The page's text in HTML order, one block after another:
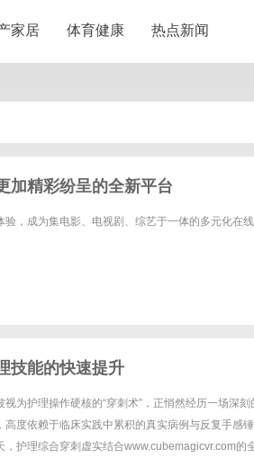
家居 体育健康 热点新闻
加精彩纷呈的全新平台
，成为集电影、电视剧、综艺于一体的多元化在
技能的快速提升
为护理操作硬核的“穿刺术”，正悄然经历一场深刻
度依赖于临床实践中累积的真实病例与反复手感锤
护理综合穿刺虚实结合www.cubemagicvr.com的